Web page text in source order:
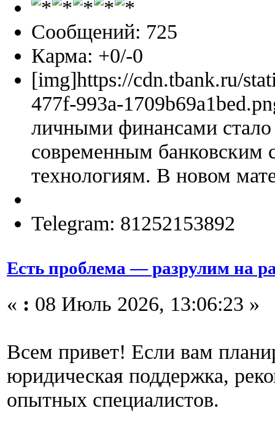
Сообщений: 725
Карма: +0/-0
[img]https://cdn.tbank.ru/
477f-993a-
личными финансами
современным банковским
технологиям. В новом
Telegram: 81252153892
Есть проблема — разрулим на
« : 08 Июль 2026, 13:06:23 »
Всем привет! Если вам
юридическая поддержка,
опытных специалистов.